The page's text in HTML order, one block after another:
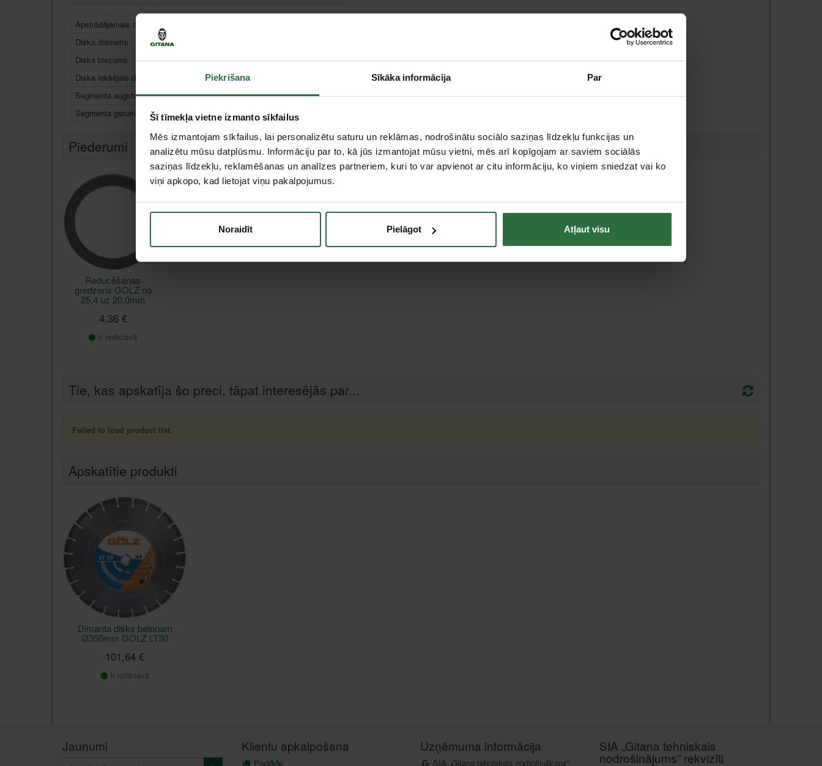
Piekrišana Sīkāka informācija Par
Šī tīmekļa vietne izmanto sīkfailus
Mēs izmantojam sīkfailus, lai personalizētu saturu un reklāmas, nodrošinātu sociālo saziņas līdzekļu funkcijas un
analizētu mūsu datplūsmu. Informāciju par to, kā jūs izmantojat mūsu vietni, mēs arī kopīgojam ar saviem sociālās
saziņas līdzekļu, reklamēšanas un analīzes partneriem, kuri to var apvienot ar citu informāciju, ko viņiem sniedzat vai ko
viņi apkopo, kad lietojat viņu pakalpojumus.
Noraidīt Pielāgot Atļaut visu
Apstrādājamais materiāls
Diska diametrs
Diska biezums
3,2 mm
Diska iekšējais diametrs
Segmenta augstums
10 mm
Segmenta garums
40 mm
Piederumi
Reducēšanas
gredzens GOLZ no
25,4 uz 20,0mm
4,36 €
Ir noliktavā
Tie, kas apskatīja šo preci, tāpat interesējās par...
Failed to load product list.
Apskatītie produkti
Dimanta disks betonam
Ø350mm GOLZ LT30
101,64 €
Ir noliktavā
Jaunumi Klientu apkalpošana
Piegāde
Uzņēmuma informācija
SIA „Gitana tehniskais nodrošinājums”
SIA „Gitana tehniskais
nodrošinājums” rekvizīti